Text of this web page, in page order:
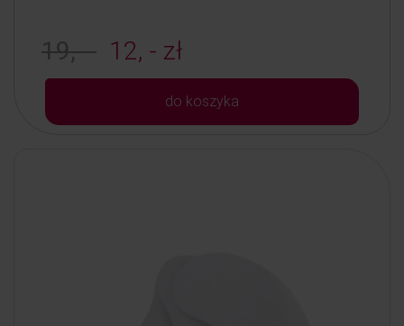
19, - 12, - zł
do koszyka